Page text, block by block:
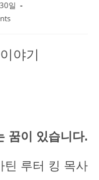
일
야기
꿈이 있습니다.
틴 루터 킹 목사